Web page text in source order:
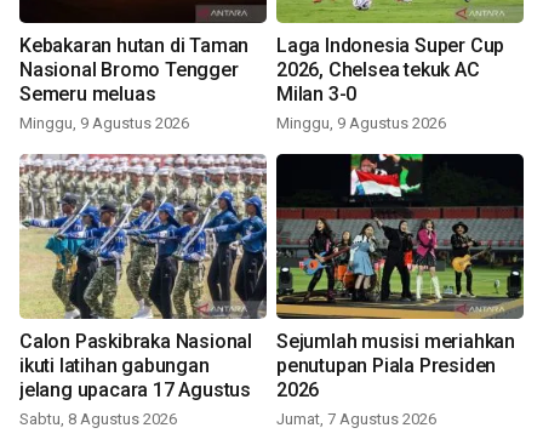
Kebakaran hutan di Taman
Nasional Bromo Tengger
Semeru meluas
Minggu, 9 Agustus 2026
Laga Indonesia Super Cup
2026, Chelsea tekuk AC
Milan 3-0
Minggu, 9 Agustus 2026
Calon Paskibraka Nasional
ikuti latihan gabungan
jelang upacara 17 Agustus
Sabtu, 8 Agustus 2026
Sejumlah musisi meriahkan
penutupan Piala Presiden
2026
Jumat, 7 Agustus 2026